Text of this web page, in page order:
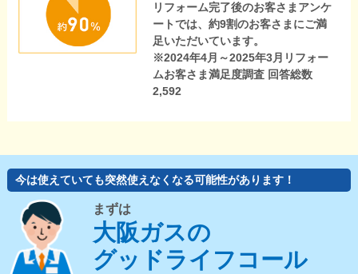
リフォーム完了後のお客さまアンケ
ートでは、約9割のお客さまにご満
足いただいています。
※2024年4月～2025年3月リフォー
ムお客さま満足度調査 回答総数
2,592
今は使えていても突然使えなくなる可能性があります！
まずは
大阪ガスの
グッドライフコール